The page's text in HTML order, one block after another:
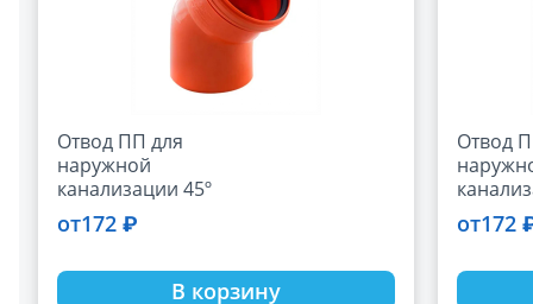
Отвод ПП для
наружной
канализации 45º
РТП
от172 ₽
В корзину
Отвод
РТП
от172